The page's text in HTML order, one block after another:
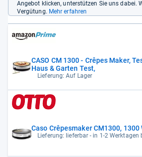
Angebot klicken, unterstützen Sie uns dabei.
Vergütung. Mehr erfahren
CASO CM 1300 - Crêpes Maker,
Haus & Garten Test,
Lieferung: Auf Lager
Caso Crêpesmaker CM1300, 1300
Lieferung: lieferbar - in 1-2 Werktagen